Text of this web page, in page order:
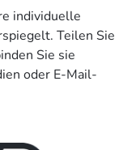
individuelle
Teilen Sie
Sie sie
oder E-Mail-